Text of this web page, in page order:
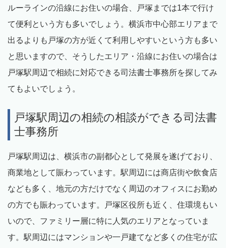
ルーラインの沿線にお住いの場合、戸塚までは1本で行け
て便利という方も多いでしょう。横浜市中心部エリアまで
出るよりも戸塚の方が近くて利用しやすいという方も多い
と思いますので、そうしたエリア・沿線にお住いの場合は
戸塚駅周辺で相続に対応できる司法書士事務所を探してみ
てもよいでしょう。
戸塚駅周辺の相続の相談ができる司法書
士事務所
戸塚駅周辺は、横浜市の副都心として発展を遂げており、
商業地として賑わっています。駅周辺には商店街や飲食店
なども多く、地元の方だけでなく周辺のオフィスにお勤め
の方でも賑わっています。戸塚区役所も近く、住環境もい
いので、ファミリー層に特に人気のエリアとなっていま
す。駅周辺にはマンションや一戸建てなど多くの住宅が広